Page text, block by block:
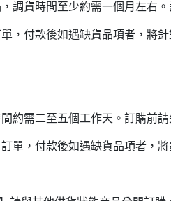
調貨時間至少約需一個月左右
單，付款後如遇缺貨品項者，將
約需二至五個工作天。訂購前
訂單，付款後如遇缺貨品項者，